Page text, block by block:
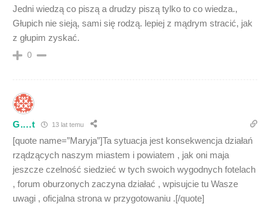
Jedni wiedzą co piszą a drudzy piszą tylko to co wiedza.,
Głupich nie sieją, sami się rodzą. lepiej z mądrym stracić, jak
z głupim zyskać.
0
G....t 13 lat temu
[quote name=”Maryja”]Ta sytuacja jest konsekwencja działań
rządzących naszym miastem i powiatem , jak oni maja
jeszcze czelność siedzieć w tych swoich wygodnych fotelach
, forum oburzonych zaczyna działać , wpisujcie tu Wasze
uwagi , oficjalna strona w przygotowaniu .[/quote]